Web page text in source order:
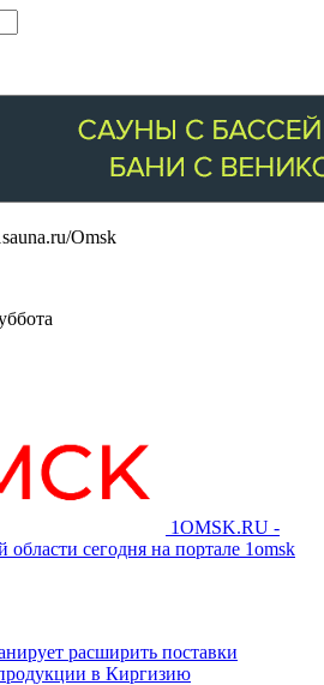
Omsk
1OMSK.RU -
сегодня на портале 1omsk
расширить поставки
в Киргизию